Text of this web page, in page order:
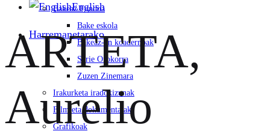
English
Harremanetarako
Bakeaz Fondoa
Bake eskola
Bakeaz-en koadernoak
Serie Orokorra
Zuzen Zinemara
Irakurketa iradokizunak
Film eta dokumentalak
Grafikoak
ARTETA,
Aurelio